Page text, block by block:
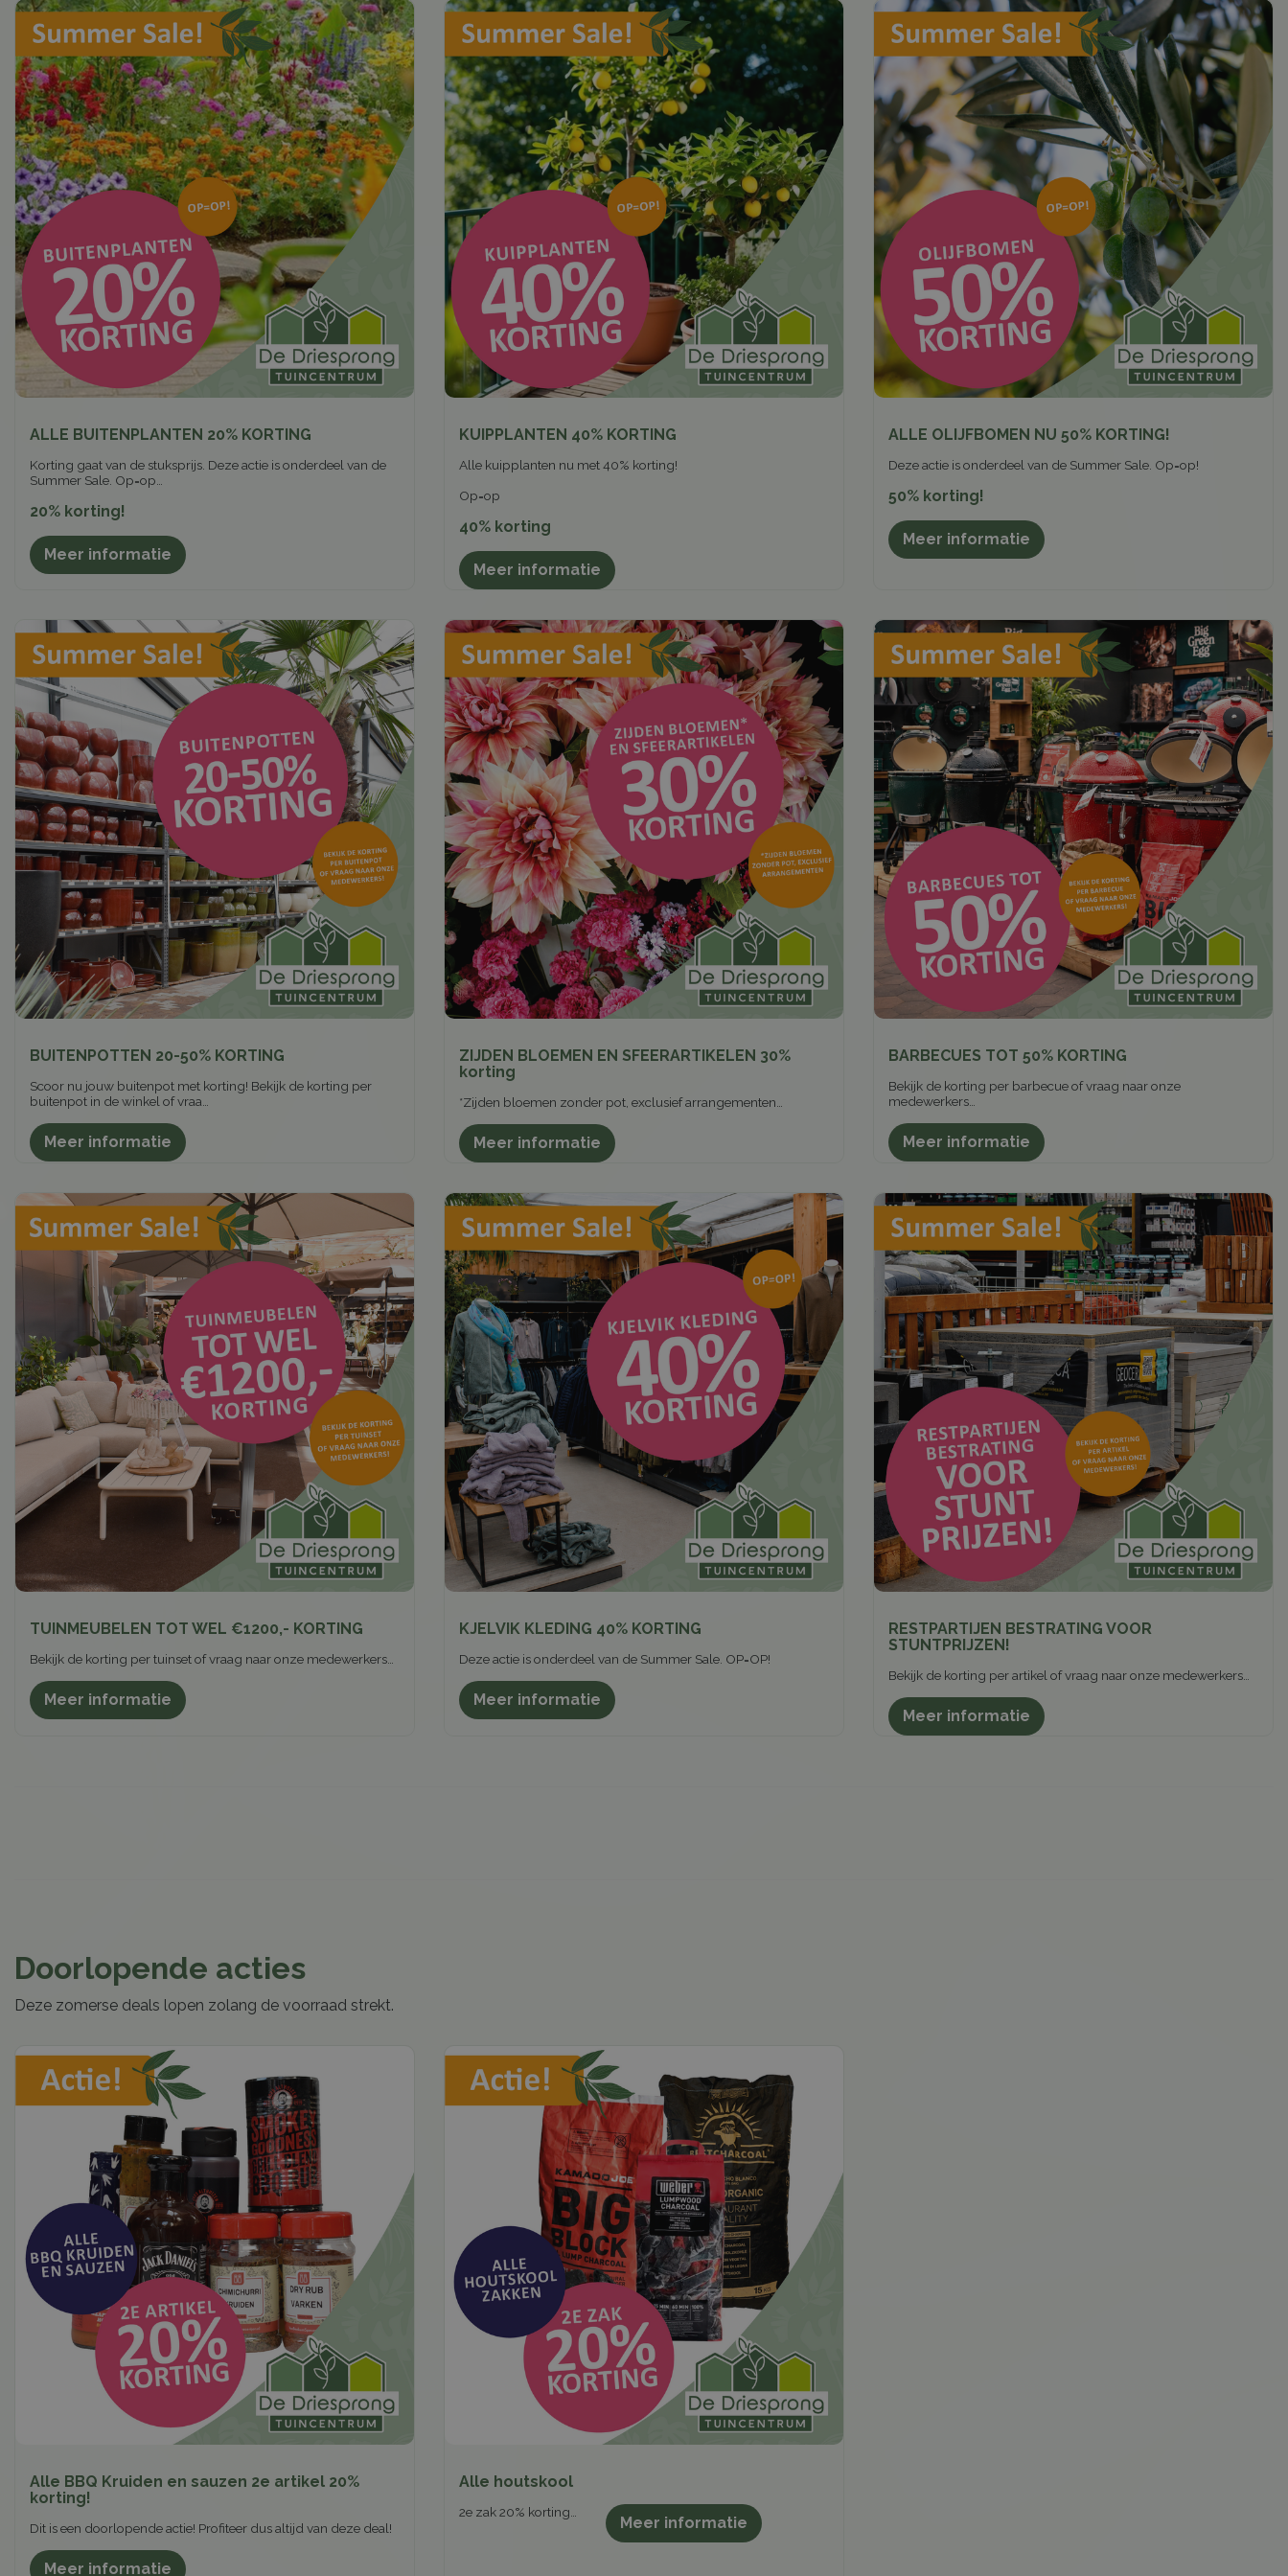
ALLE BUITENPLANTEN 20% KORTING
Korting gaat van de stuksprijs. Deze actie is onderdeel van de
Summer Sale. Op=op…
20% korting!
Meer informatie
KUIPPLANTEN 40% KORTING
Alle kuipplanten nu met 40% korting!
Op=op
40% korting
Meer informatie
ALLE OLIJFBOMEN NU 50% KORTING!
Deze actie is onderdeel van de Summer Sale. Op=op!
50% korting!
Meer informatie
BUITENPOTTEN 20-50% KORTING
Scoor nu jouw buitenpot met korting! Bekijk de korting per
buitenpot in de winkel of vraa…
Meer informatie
ZIJDEN BLOEMEN EN SFEERARTIKELEN 30%
korting
*Zijden bloemen zonder pot, exclusief arrangementen…
Meer informatie
BARBECUES TOT 50% KORTING
Bekijk de korting per barbecue of vraag naar onze
medewerkers…
Meer informatie
TUINMEUBELEN TOT WEL €1200,- KORTING
Bekijk de korting per tuinset of vraag naar onze medewerkers…
Meer informatie
KJELVIK KLEDING 40% KORTING
Deze actie is onderdeel van de Summer Sale. OP=OP!
Meer informatie
RESTPARTIJEN BESTRATING VOOR
STUNTPRIJZEN!
Bekijk de korting per artikel of vraag naar onze medewerkers…
Meer informatie
Doorlopende acties
Deze zomerse deals lopen zolang de voorraad strekt.
Alle BBQ Kruiden en sauzen 2e artikel 20%
korting!
Dit is een doorlopende actie! Profiteer dus altijd van deze deal!
Meer informatie
Alle houtskool
2e zak 20% korting…
Meer informatie